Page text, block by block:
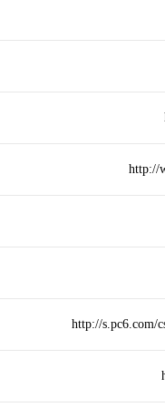
http://
http://s.pc6.com/